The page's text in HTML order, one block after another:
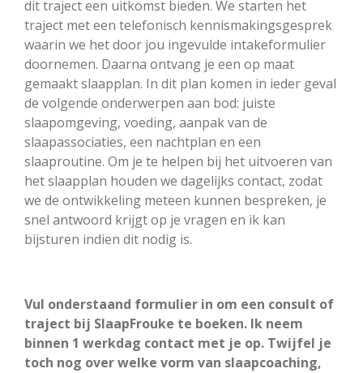
dit traject een uitkomst bieden. We starten het
traject met een telefonisch kennismakingsgesprek
waarin we het door jou ingevulde intakeformulier
doornemen. Daarna ontvang je een op maat
gemaakt slaapplan. In dit plan komen in ieder geval
de volgende onderwerpen aan bod: juiste
slaapomgeving, voeding, aanpak van de
slaapassociaties, een nachtplan en een
slaaproutine. Om je te helpen bij het uitvoeren van
het slaapplan houden we dagelijks contact, zodat
we de ontwikkeling meteen kunnen bespreken, je
snel antwoord krijgt op je vragen en ik kan
bijsturen indien dit nodig is.
Vul onderstaand formulier in om een consult of
traject bij SlaapFrouke te boeken. Ik neem
binnen 1 werkdag contact met je op. Twijfel je
toch nog over welke vorm van slaapcoaching,